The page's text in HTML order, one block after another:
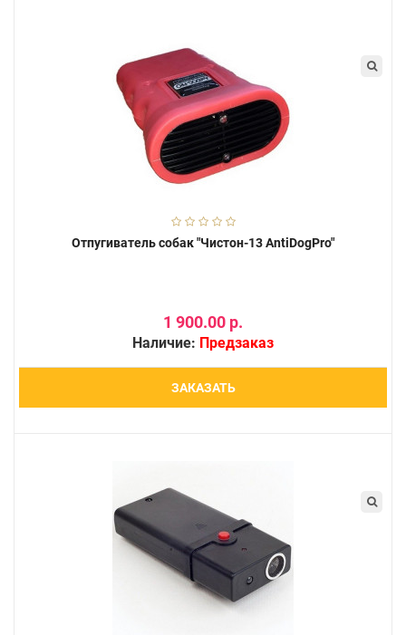
Отпугиватель собак "Чистон-13 AntiDogPro"
1 900.00 р.
Наличие: Предзаказ
ЗАКАЗАТЬ